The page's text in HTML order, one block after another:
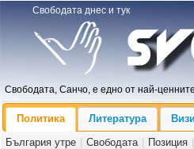
Свободата днес и тук
Свободата, Санчо, е едно от най-
Политика Литература
България утре
Свободата Позиция